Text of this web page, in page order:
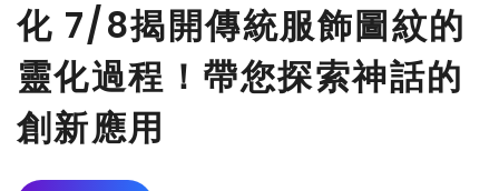
化 7/8揭開傳統服飾圖紋的
靈化過程！帶您探索神話的
創新應用